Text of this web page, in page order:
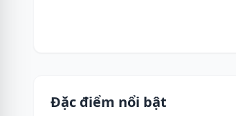
Đặc điểm nổi bật